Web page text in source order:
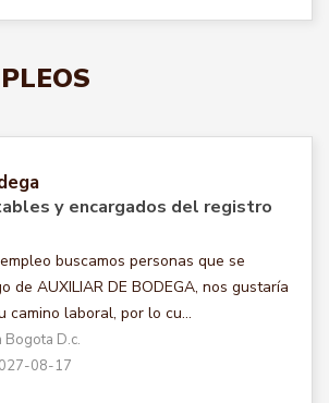
y encargados del registro
buscamos personas que se
de AUXILIAR DE BODEGA, nos gustaría
camino laboral, por lo cu...
D.c.
08-17